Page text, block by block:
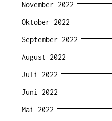
November 2022
Oktober 2022
September 2022
August 2022
Juli 2022
Juni 2022
Mai 2022